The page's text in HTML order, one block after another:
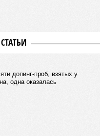
допинг-проб, взятых у
одна оказалась